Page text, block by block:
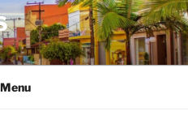
Menu